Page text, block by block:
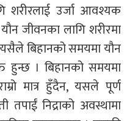
शरीरलाई उर्जा आवश्यक
जीवनका लागि शरीरमा
बिहानको समयमा यौन
हुन्छ । बिहानको समयमा
मात्र हुँदैन, यसले पूर्ण
तपाईं निद्राको अवस्थामा